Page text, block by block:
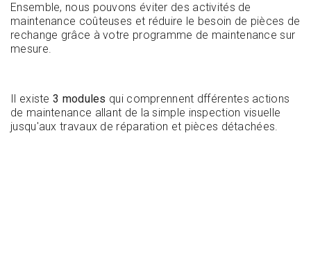
Ensemble, nous pouvons éviter des activités de
maintenance coûteuses et réduire le besoin de pièces de
rechange grâce à votre programme de maintenance sur
mesure.
Il existe 3 modules qui comprennent dfférentes actions
de maintenance allant de la simple inspection visuelle
jusqu'aux travaux de réparation et pièces détachées.